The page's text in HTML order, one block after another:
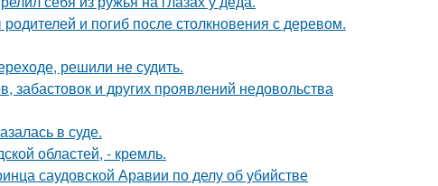
и погиб после столкновения с деревом.
решили не судить.
забастовок и других проявлений недовольства
в суде.
областей, - кремль.
саудовской Аравии по делу об убийстве